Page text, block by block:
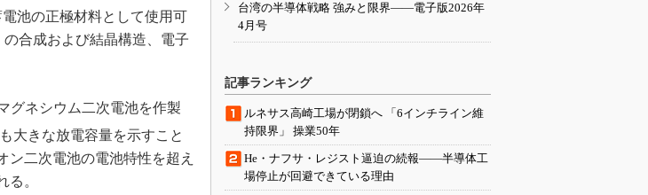
池の正極材料として使用可
の合成および結晶構造、電子
グネシウム二次電池を作製
大きな放電容量を示すこと
ン二次電池の電池特性を超え
る。
台湾の半導体戦略 強みと限界――電子版2026年
4月号
記事ランキング
ルネサス高崎工場が閉鎖へ 「6インチライン維
持限界」 操業50年
He・ナフサ・レジスト逼迫の続報――半導体工
場停止が回避できている理由